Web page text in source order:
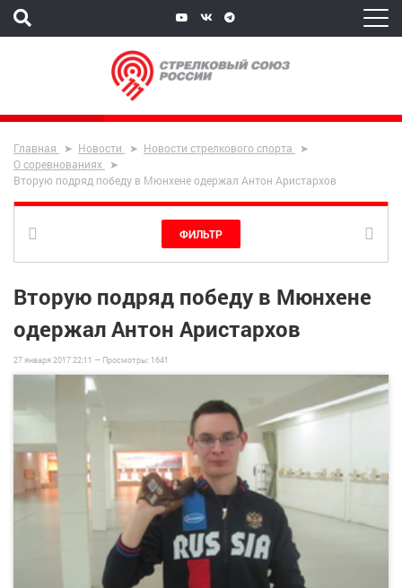
Главная Новости
Новости стрелкового спорта
О соревнованиях
Вторую подряд победу в Мюнхене одержал Антон Аристархов
ФИЛЬТР
Вторую подряд победу в Мюнхене
одержал Антон Аристархов
27 января 2017 22:11 — Просмотры: 1641